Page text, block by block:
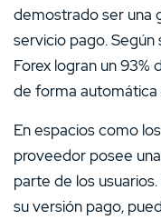
demostrado ser una
servicio pago. Según
Forex logran un 93%
de forma automática
En espacios como
proveedor posee
parte de los
su versión pago,